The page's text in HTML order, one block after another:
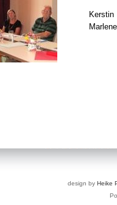
Kerstin
design by Heike